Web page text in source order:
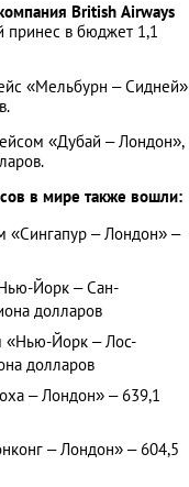
British Airways
принес в бюджет 1,1
«Мельбурн – Сидней»
«Дубай – Лондон»,
в мире также вошли:
«Сингапур – Лондон» –
Йорк – Сан-
долларов
«Нью-Йорк – Лос-
долларов
– Лондон» – 639,1
– Лондон» – 604,5